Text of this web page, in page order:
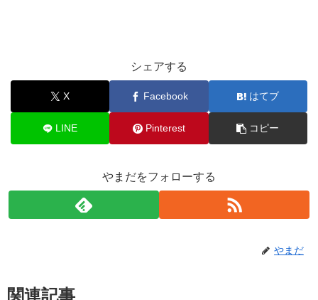
シェアする
X Facebook はてブ
LINE Pinterest コピー
やまだをフォローする
やまだ
関連記事